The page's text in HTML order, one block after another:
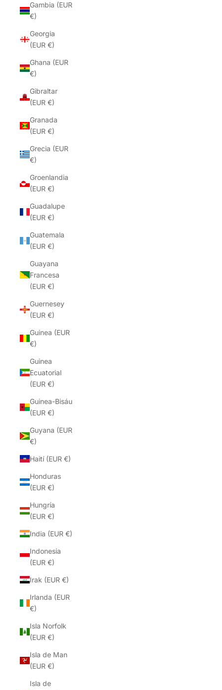
Gambia (EUR
€)
Georgia
(EUR €)
Ghana (EUR
€)
Gibraltar
(EUR €)
Granada
(EUR €)
Grecia (EUR
€)
Groenlandia
(EUR €)
Guadalupe
(EUR €)
Guatemala
(EUR €)
Guayana
Francesa
(EUR €)
Guernesey
(EUR €)
Guinea (EUR
€)
Guinea
Ecuatorial
(EUR €)
Guinea-Bisáu
(EUR €)
Guyana (EUR
€)
Haití (EUR €)
Honduras
(EUR €)
Hungría
(EUR €)
India (EUR €)
Indonesia
(EUR €)
Irak (EUR €)
Irlanda (EUR
€)
Isla Norfolk
(EUR €)
Isla de Man
(EUR €)
Isla de